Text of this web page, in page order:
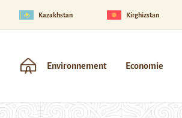
Kazakhstan Kirghizstan
Environnement Economie